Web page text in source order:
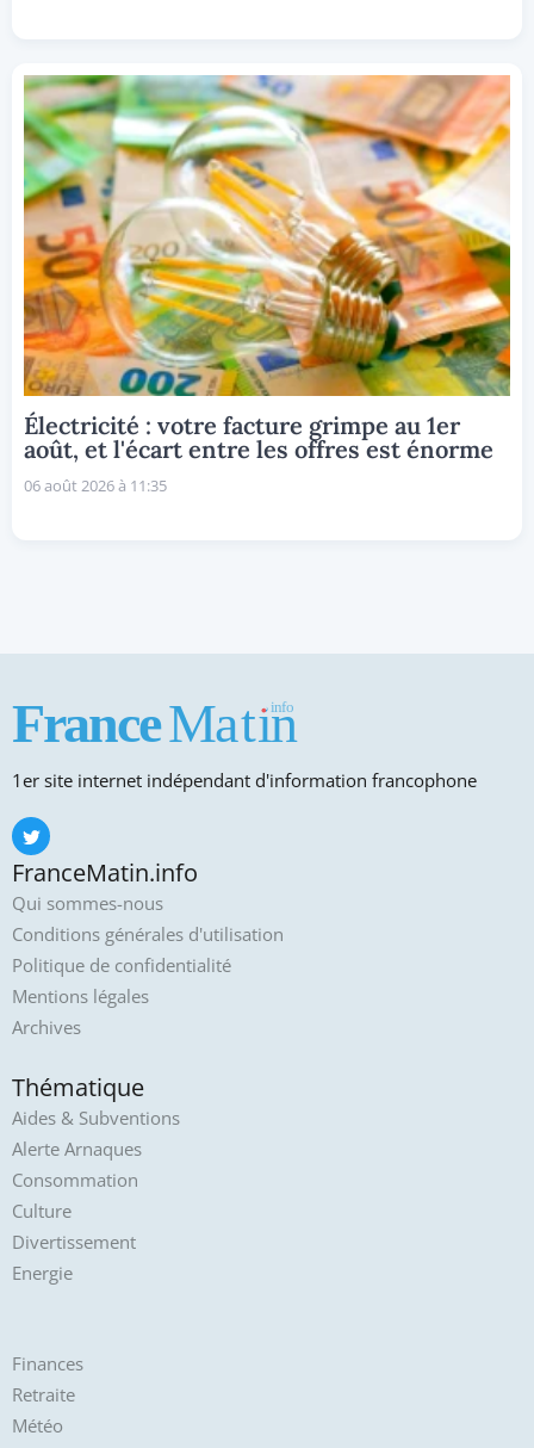
Électricité : votre facture grimpe au 1er
août, et l'écart entre les offres est énorme
06 août 2026 à 11:35
1er site internet indépendant d'information francophone
FranceMatin.info
Qui sommes-nous
Conditions générales d'utilisation
Politique de confidentialité
Mentions légales
Archives
Thématique
Aides & Subventions
Alerte Arnaques
Consommation
Culture
Divertissement
Energie
Finances
Retraite
Météo